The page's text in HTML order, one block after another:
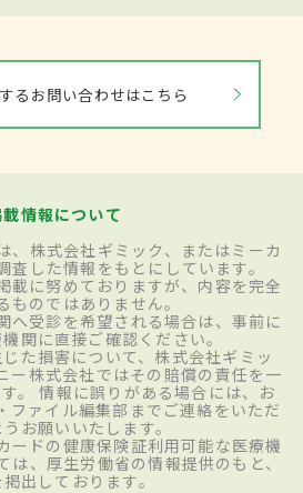
るお問い合わせはこちら
情報について
、株式会社ギミック、またはミーカ
査した情報をもとにしています。
載に努めておりますが、内容を完全
ものではありません。
へ受診を希望される場合は、事前に
関に直接ご確認ください。
た損害について、株式会社ギミッ
ー株式会社ではその賠償の責任を一
。 情報に誤りがある場合には、お
ファイル編集部までご連絡をいただ
お願いいたします。
ードの健康保険証利用可能な医療機
は、厚生労働省の情報提供のもと、
出しております。